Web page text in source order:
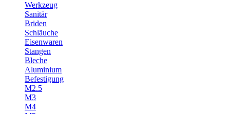
Werkzeug
Sanitär
Briden
Schläuche
Eisenwaren
Stangen
Bleche
Aluminium
Befestigung
M2.5
M3
M4